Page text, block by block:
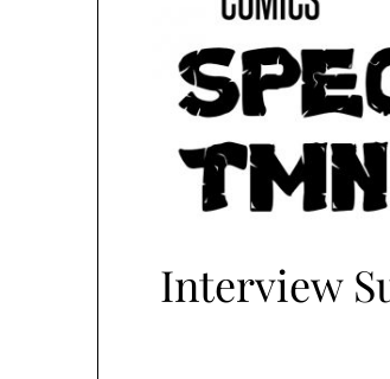
Interview